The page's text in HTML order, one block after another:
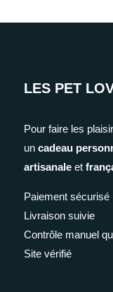
LES PET
Pour faire les
un cadeau
artisanaleet
Paiement sécurisé
Livraison suivie
Contrôle manuel
Site vérifié